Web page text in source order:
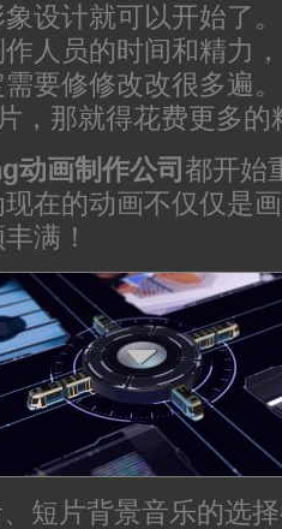
设计就可以开始了
人员的时间和精力
要修修改改很多遍
，那就得花费更多的
动画制作公司都开始
在的动画不仅仅是
满！
短片背景音乐的选